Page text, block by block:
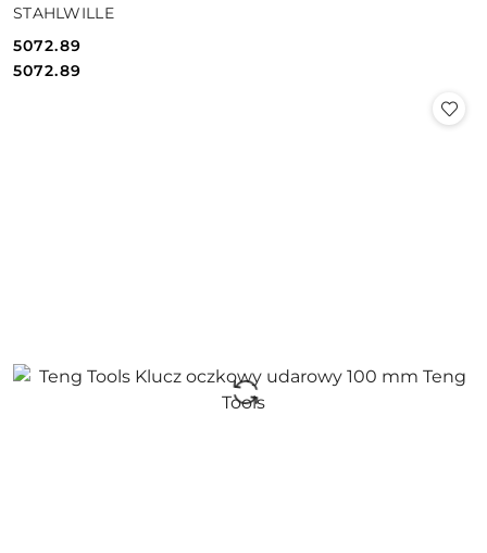
STAHLWILLE
Cena:
5072.89
Cena:
5072.89